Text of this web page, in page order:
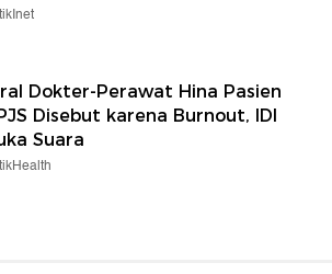
Dokter-Perawat Hina Pasien
Disebut karena Burnout, IDI
Suara